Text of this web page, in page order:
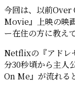
ド
ラ
マ
『
On
Me
今回は、以前
Movie』上映の映
ー在住の方に教え
Netflixの『アドレ
分30秒頃から主人
On Me』が流れる